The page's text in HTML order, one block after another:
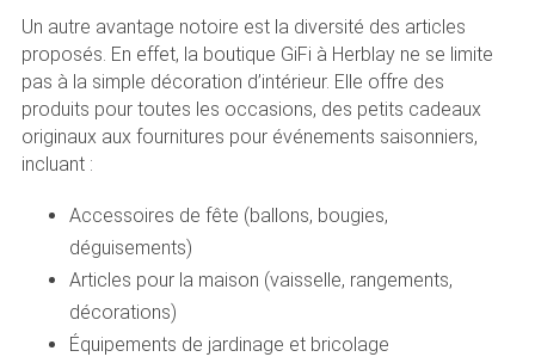
Un autre avantage notoire est la diversité des articles
proposés. En effet, la boutique GiFi à Herblay ne se limite
pas à la simple décoration d’intérieur. Elle offre des
produits pour toutes les occasions, des petits cadeaux
originaux aux fournitures pour événements saisonniers,
incluant :
Accessoires de fête (ballons, bougies,
déguisements)
Articles pour la maison (vaisselle, rangements,
décorations)
Équipements de jardinage et bricolage